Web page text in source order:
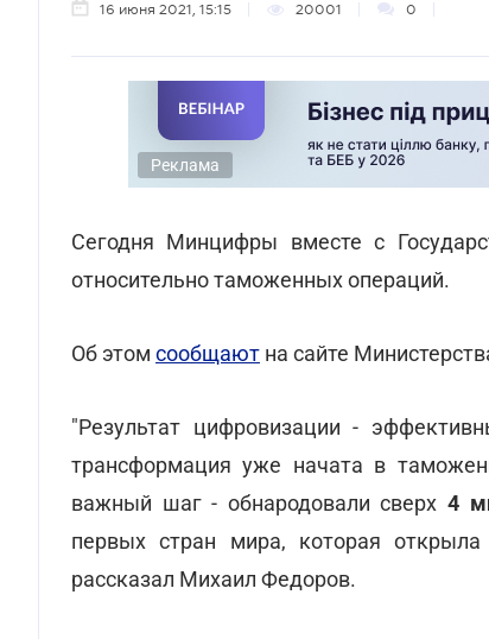
16 июня 2021, 15:15 20001 0
Реклама
Сегодня Минцифры вместе с
относительно таможенных операций.
Об этом сообщают на сайте
"Результат цифровизации -
трансформация уже начата в
важный шаг - обнародовали сверх 4
первых стран мира, которая
рассказал Михаил Федоров.